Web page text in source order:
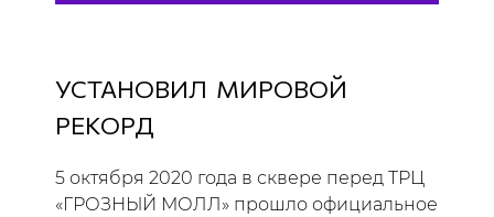
УСТАНОВИЛ МИРОВОЙ
РЕКОРД
5 октября 2020 года в сквере перед ТРЦ
«ГРОЗНЫЙ МОЛЛ» прошло официальное